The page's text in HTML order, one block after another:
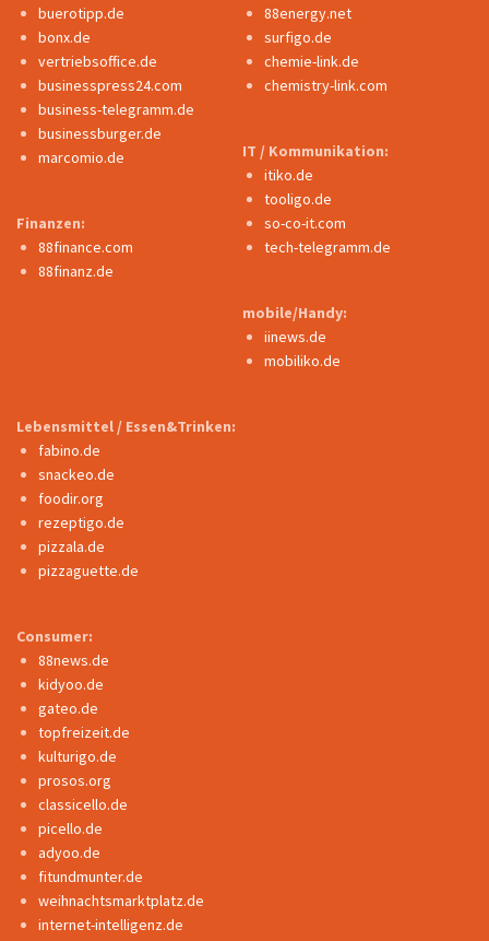
buerotipp.de
bonx.de
vertriebsoffice.de
businesspress24.com
business-telegramm.de
businessburger.de
marcomio.de
Finanzen:
88finance.com
88finanz.de
88energy.net
surfigo.de
chemie-link.de
chemistry-link.com
IT / Kommunikation:
itiko.de
tooligo.de
so-co-it.com
tech-telegramm.de
mobile/Handy:
iinews.de
mobiliko.de
Lebensmittel / Essen&Trinken:
fabino.de
snackeo.de
foodir.org
rezeptigo.de
pizzala.de
pizzaguette.de
Consumer:
88news.de
kidyoo.de
gateo.de
topfreizeit.de
kulturigo.de
prosos.org
classicello.de
picello.de
adyoo.de
fitundmunter.de
weihnachtsmarktplatz.de
internet-intelligenz.de